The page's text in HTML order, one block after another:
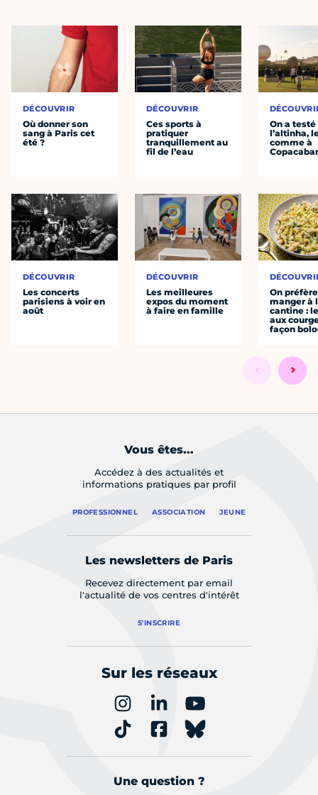
DÉCOUVRIR
Où donner son
sang à Paris cet
été ?
DÉCOUVRIR
Les concerts
parisiens à voir en
août
DÉCOUVRIR
Ces sports à
pratiquer
tranquillement au
fil de l’eau
DÉCOUVRIR
Les meilleures
expos du moment
à faire en famille
On a testé
l’altinha,
comme à
On préfère
manger à
cantine :
aux
façon
Vous êtes...
Accédez à des actualités et
informations pratiques par profil
PROFESSIONNEL ASSOCIATION JEUNE
Les newsletters de Paris
Recevez directement par email
l'actualité de vos centres d'intérêt
S'INSCRIRE
Sur les réseaux
Une question ?